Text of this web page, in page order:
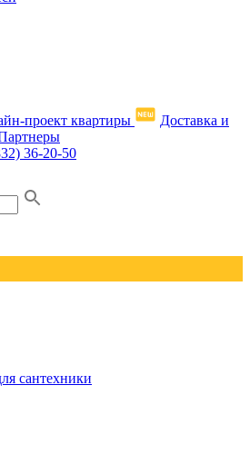
проект квартиры
Доставка и
36-20-50
сантехники